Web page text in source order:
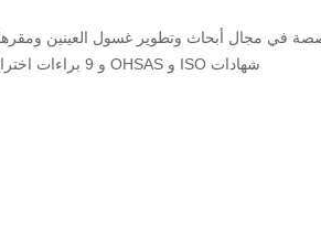
شهادات ISO و OHSAS و 9 براءات اختراع.